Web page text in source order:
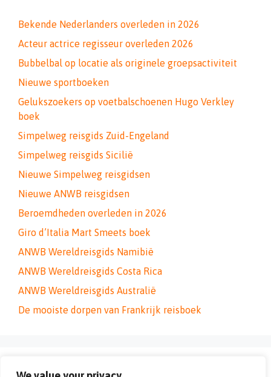
Bekende Nederlanders overleden in 2026
Acteur actrice regisseur overleden 2026
Bubbelbal op locatie als originele groepsactiviteit
Nieuwe sportboeken
Gelukszoekers op voetbalschoenen Hugo Verkley
boek
Simpelweg reisgids Zuid-Engeland
Simpelweg reisgids Sicilië
Nieuwe Simpelweg reisgidsen
Nieuwe ANWB reisgidsen
Beroemdheden overleden in 2026
Giro d’Italia Mart Smeets boek
ANWB Wereldreisgids Namibië
ANWB Wereldreisgids Costa Rica
ANWB Wereldreisgids Australië
De mooiste dorpen van Frankrijk reisboek